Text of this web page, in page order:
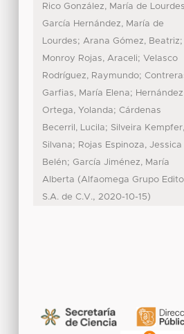
Rico González, María de Lourdes
García Hernández, María de
Lourdes; Arana Gómez, Beatriz;
Monroy Rojas, Araceli; Velasco
Rodríguez, Raymundo;
Garfias, María Elena; Hernández
Ortega, Yolanda; Cárdenas
Becerril, Lucila; Silveira Kempfer,
Silvana; Rojas Espinoza, Jessica
Belén; García Jiménez, María
Alberta (Alfaomega Grupo
S.A. de C.V., 2020-10-15)